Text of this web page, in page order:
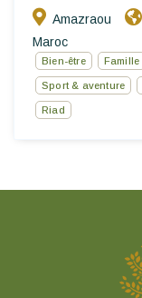
Amazraou
Maroc
Bien-être Famille
Sport & aventure
Riad